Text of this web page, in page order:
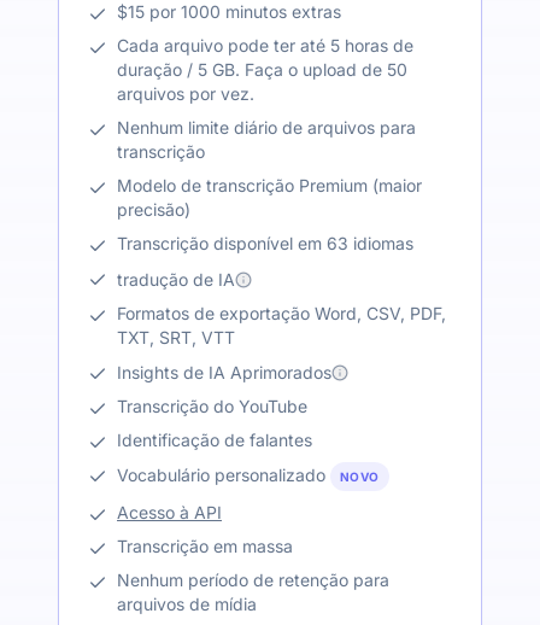
$15 por 1000 minutos extras
Cada arquivo pode ter até 5 horas de
duração / 5 GB. Faça o upload de 50
arquivos por vez.
Nenhum limite diário de arquivos para
transcrição
Modelo de transcrição Premium (maior
precisão)
Transcrição disponível em 63 idiomas
tradução de IA
Formatos de exportação Word, CSV, PDF,
TXT, SRT, VTT
Insights de IA Aprimorados
Transcrição do YouTube
Identificação de falantes
Vocabulário personalizado
NOVO
Acesso à API
Transcrição em massa
Nenhum período de retenção para
arquivos de mídia